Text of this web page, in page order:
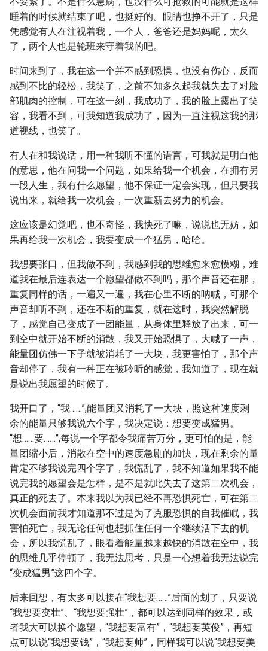
睡着的时候就结束了吧，也挺好的。眼睛也挣不开了，只是
凭感觉有人在注视着我，一个人，爸爸还是妈妈呢，太久
了，两个人也是轮班来守着我的吧。
时间来到了，我在这一个并不感到恐惧，也没有伤心，反而
感到不比的轻松，我笑了，之前不知多久起我就失去了对脸
部肌肉的控制，可在这一刻，我成功了，我的脸上露出了笑
容，我看不到，可我知道我成功了，因为一直注视这我的那
道视线，也笑了。
有人在和我说话，用一种我听不懂的语言，可我就是明白他
的意思，他在问我一个问题，如果给我一个机会，在拥有另
一段人生，我有什么愿望，他不保证一定会实现，但只要我
说出来，就给我一次机会，一次重新去努力的机会。
这应该是幻觉吧，也不奇怪，我快死了嘛，说说也无妨，如
果再给我一次机会，我要变成一个猛男，哈哈。
我想要张口，但我做不到，我感到我的思维愈来愈模糊，难
道我在最后连表达一个愿望都做不到吗，那个声音还在那，
重复同样的话，一遍又一遍，我在心里不断的呐喊，可那个
声音却听不到，还在不断的重复，就在这时，我突然解脱
了，感觉自己变成了一团能量，从身体里释放了出来，可一
到空中就开始不断的消散，我又开始恐惧了，大喊了一声，
能量团仿佛一下子就被消耗了一大块，我更害怕了，那个声
音却停了，我有一种正在被聆听的感觉，我知道了，现在就
是说出我愿望的时候了。
我开口了，“我……”,能量团又消耗了一大块，照这种速度剩
余的能量只够我说六个字，我决定说：想要变成猛男。
“想……要……”,每说一个字都令我痛苦万分，更可怕的是，能
量团缩小后，消散在空中的速度急剧的加快，现在剩余的量
肯定不够我说完四个字了，我慌乱了，我不知道如果我不能
说完我的愿望会是怎样，是不是就此失去了这第二次机会，
真正的死去了。本来我以为我已经不再恐惧死亡，可在第二
次机会面前我才知道那不过是为了克服恐惧的自我催眠，我
害怕死亡，我无论任何也想抓住任何一个继续活下去的机
会，所以我慌乱了，眼看着能量越来越快的消散在空中，我
的思维几乎停顿了，我无法思考，只是一心想着我无法说完
“变成猛男”这四个字。
后来回想，有太多可以接在“我想要……”后面的划了，只要说
“我想要变壮”、“我想要强壮”，都可以达到同样的效果，或
者我大可以换个愿望，“我想要富有”，“我想要英俊”，再短
点可以说“我想要钱”，“我想要帅”，同样我可以说“我想要美